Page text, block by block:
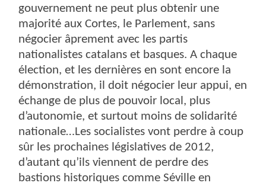
gouvernement ne peut plus obtenir une
majorité aux Cortes, le Parlement, sans
négocier âprement avec les partis
nationalistes catalans et basques. A chaque
élection, et les dernières en sont encore la
démonstration, il doit négocier leur appui, en
échange de plus de pouvoir local, plus
d’autonomie, et surtout moins de solidarité
nationale…Les socialistes vont perdre à coup
sûr les prochaines législatives de 2012,
d’autant qu’ils viennent de perdre des
bastions historiques comme Séville en